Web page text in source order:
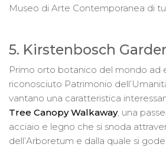
Museo di Arte Contemporanea di
5. Kirstenbosch
Primo orto botanico del mondo ad
riconosciuto Patrimonio
vantano una caratteristica
Tree Canopy Walkaway, una
acciaio e legno che si snoda
dell’Arboretum e dalla quale si